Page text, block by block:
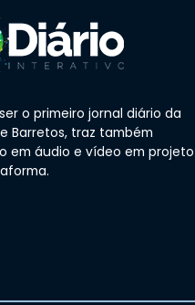
o primeiro jornal diário da
Barretos, traz também
em áudio e vídeo em projeto